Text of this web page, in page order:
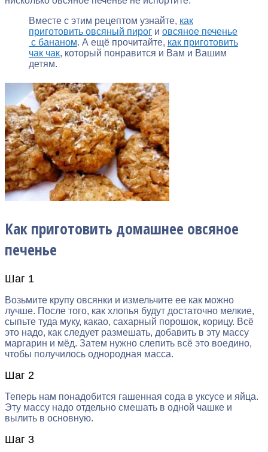
Вместе с этим рецептом узнайте, как
приготовить овсяный пирог и овсяное печенье
с бананом. А ещё прочитайте, как приготовить
чак чак, который понравится и Вам и Вашим
детям.
Как приготовить домашнее овсяное
печенье
Шаг 1
Возьмите крупу овсянки и измельчите ее как можно
лучше. После того, как хлопья будут достаточно мелкие,
сыпьте туда муку, какао, сахарный порошок, корицу. Всё
это надо, как следует размешать, добавить в эту массу
маргарин и мёд. Затем нужно слепить всё это воедино,
чтобы получилось однородная масса.
Шаг 2
Теперь нам понадобится гашенная сода в уксусе и яйца.
Эту массу надо отдельно смешать в одной чашке и
вылить в основную.
Шаг 3